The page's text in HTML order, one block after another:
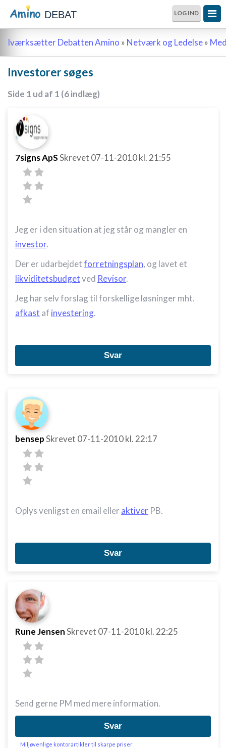
DEBAT LOG IND
Iværksætter Debatten Amino » Netværk og Ledelse»
Investorer søges
Side 1 ud af 1 (6 indlæg)
7signs ApSSkrevet 07-11-2010kl. 21:55
Jeg er i den situation at jeg står og mangler en
investor.
Der er udarbejdetforretningsplan, og lavet et
likviditetsbudgetved Revisor.
Jeg har selv forslag til forskellige løsninger mht.
afkast af investering.
Svar
bensepSkrevet 07-11-2010kl. 22:17
Oplys venligst en email eller aktiver PB.
Svar
Rune JensenSkrevet 07-11-2010kl. 22:25
Send gerne PM med mere information.
Svar
Miljøvenlige kontorartikler til skarpe priser